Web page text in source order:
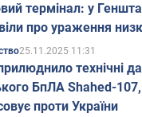
термінал: у
про ураження
об'єктів Росії
25.11.2025 11:31
технічні
БпЛА Shahed-
проти України